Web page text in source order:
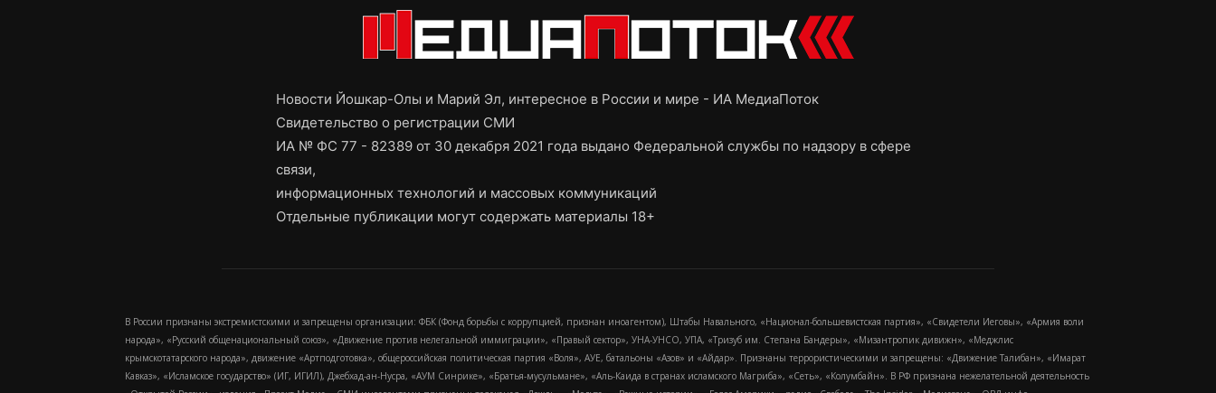
Новости Йошкар-Олы и Марий Эл, интересное в России и мире - ИА МедиаПоток
Свидетельство о регистрации СМИ
ИА № ФС 77 - 82389 от 30 декабря 2021 года выдано Федеральной службы по надзору в сфере
связи,
информационных технологий и массовых коммуникаций
Отдельные публикации могут содержать материалы 18+
В России признаны экстремистскими и запрещены организации: ФБК (Фонд борьбы с коррупцией, признан иноагентом), Штабы Навального, «Национал-большевистская партия», «Свидетели Иеговы», «Армия воли
народа», «Русский общенациональный союз», «Движение против нелегальной иммиграции», «Правый сектор», УНА-УНСО, УПА, «Тризуб им. Степана Бандеры», «Мизантропик дивижн», «Меджлис
крымскотатарского народа», движение «Артподготовка», общероссийская политическая партия «Воля», АУЕ, батальоны «Азов» и «Айдар». Признаны террористическими и запрещены: «Движение Талибан», «Имарат
Кавказ», «Исламское государство» (ИГ, ИГИЛ), Джебхад-ан-Нусра, «АУМ Синрике», «Братья-мусульмане», «Аль-Каида в странах исламского Магриба», «Сеть», «Колумбайн». В РФ признана нежелательной деятельность